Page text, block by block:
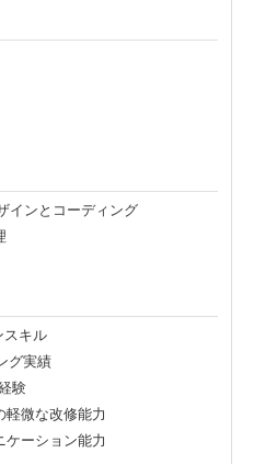
インとコーディング
スキル
グ実績
験
軽微な改修能力
ケーション能力